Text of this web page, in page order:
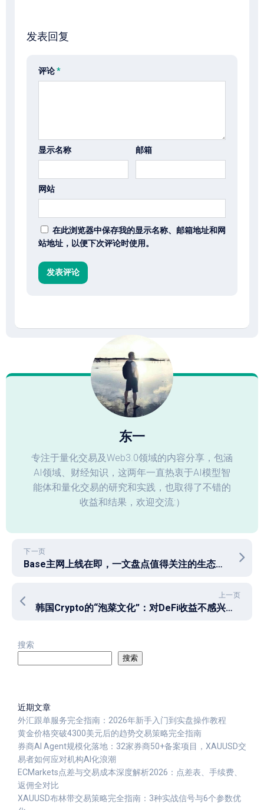
发表回复
评论*
显示名称 邮箱
网站
在此浏览器中保存我的显示名称、邮箱地址和网
站地址，以便下次评论时使用。
东一
专注于量化交易及Web3.0领域的内容分享，包涵
AI领域、财经知识，这两年一直热衷于AI模型智
能体和量化交易的研究和实践，也取得了不错的
收益和结果，欢迎交流:）
下一页
Base主网上线在即，一文盘点值得关注的生态项目
上一页
韩国Crypto的“泡菜文化”：对DeFi收益不感兴趣，偏爱高波动性山寨币
搜索
搜索
近期文章
外汇跟单服务完全指南：2026年新手入门到实盘操作教程
黄金价格突破4300美元后的趋势交易策略完全指南
券商AI Agent规模化落地：32家券商50+备案项目，XAUUSD交
易者如何应对机构AI化浪潮
ECMarkets点差与交易成本深度解析2026：点差表、手续费、
返佣全对比
XAUUSD布林带交易策略完全指南：3种实战信号与6个参数优